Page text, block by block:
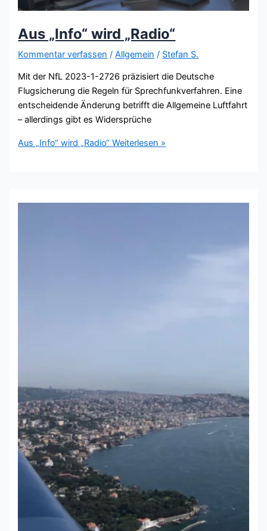
Aus „Info“ wird „Radio“
Kommentar verfassen /Allgemein / Stefan S.
Mit der NfL 2023-1-2726 präzisiert die Deutsche
Flugsicherung die Regeln für Sprechfunkverfahren. Eine
entscheidende Änderung betrifft die Allgemeine Luftfahrt
– allerdings gibt es Widersprüche
Aus „Info“ wird „Radio“ Weiterlesen »